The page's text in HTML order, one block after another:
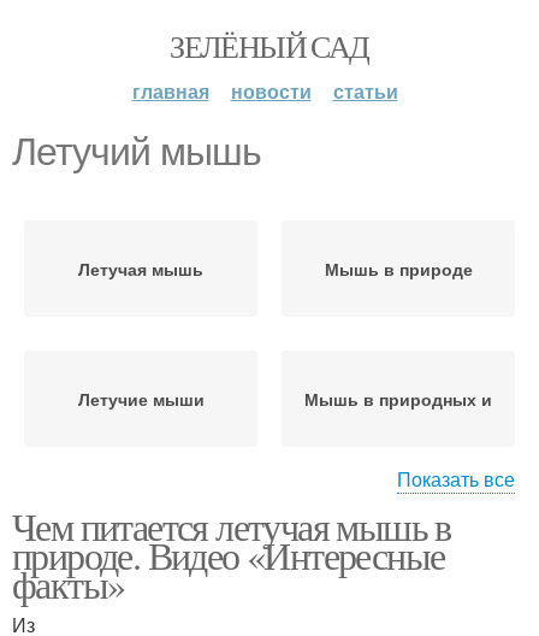
ЗЕЛЁНЫЙ САД
главная новости статьи
Летучий мышь
Летучая мышь Мышь в природе
Летучие мыши Мышь в природных и
Летучие мышеи
условиях
Показать все
Чем питается летучая мышь в
природе. Видео «Интересные
факты»
Из